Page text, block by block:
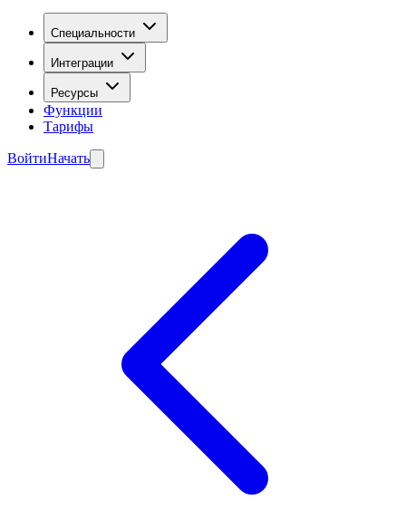
Специальности
Интеграции
Ресурсы
Функции
Тарифы
ВойтиНачать